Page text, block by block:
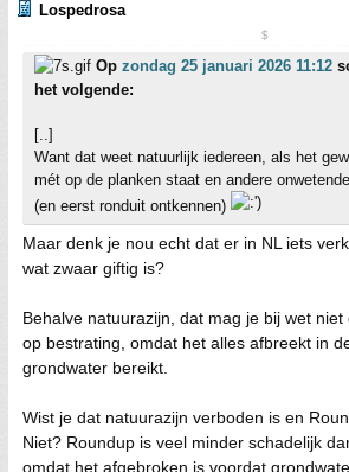
Lospedrosa
$
Op zondag 25 januari 2026 11:12
het volgende:
[..]
Want dat weet natuurlijk iedereen, als het
mét op de planken staat en andere
(en eerst ronduit ontkennen)
Maar denk je nou echt dat er in NL iets
wat zwaar giftig is?
Behalve natuurazijn, dat mag je bij wet
op bestrating, omdat het alles afbreekt in
grondwater bereikt.
Wist je dat natuurazijn verboden is en
Niet? Roundup is veel minder schadelijk
omdat het afgebroken is voordat